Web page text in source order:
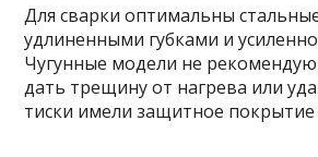
Для сварки оптимальны
удлиненными губками и
Чугунные модели не
дать трещину от нагрева или
тиски имели защитное покрытие